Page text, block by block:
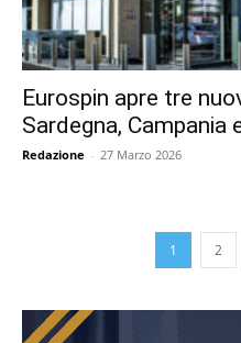
Eurospin apre tre
Sardegna, Campania
Redazione - 27 Marzo 2026
1 2